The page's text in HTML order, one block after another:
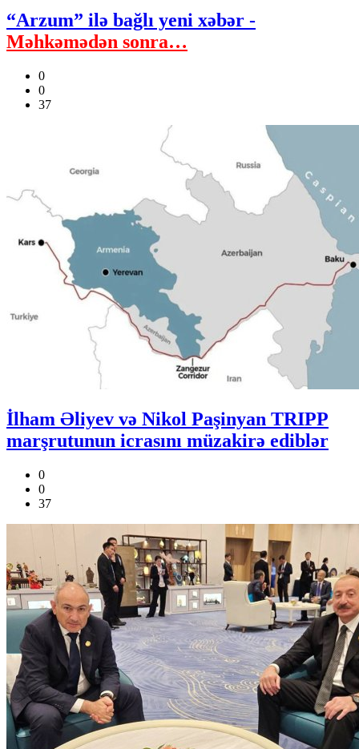
“Arzum” ilə bağlı yeni xəbər -
Məhkəmədən sonra…
0
0
37
İlham Əliyev və Nikol Paşinyan TRIPP
marşrutunun icrasını müzakirə ediblər
0
0
37